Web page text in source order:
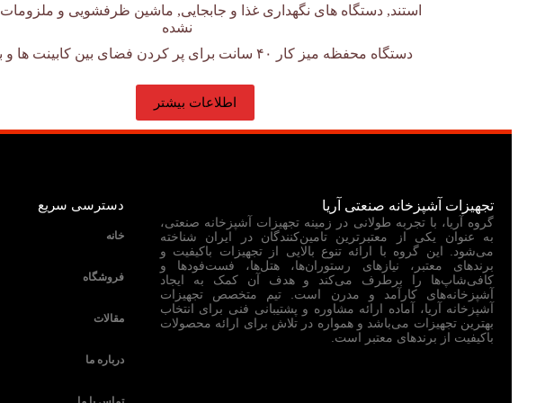
استند, دستگاه های نگهداری غذا و جابجایی, ماشین ظرفشویی و ملزومات
نشده
دستگاه محفظه میز کار ۴۰ سانت برای پر کردن فضای بین کابینت ها و به…
اطلاعات بیشتر
تجهیزات آشپزخانه صنعتی آریا
گروه آریا، با تجربه طولانی در زمینه تجهیزات آشپزخانه صنعتی،
به عنوان یکی از معتبرترین تامین‌کنندگان در ایران شناخته
می‌شود. این گروه با ارائه تنوع بالایی از تجهیزات باکیفیت و
برندهای معتبر، نیازهای رستوران‌ها، هتل‌ها، فست‌فودها و
کافی‌شاپ‌ها را برطرف می‌کند و هدف آن کمک به ایجاد
آشپزخانه‌های کارآمد و مدرن است. تیم متخصص تجهیزات
آشپزخانه آریا، آماده ارائه مشاوره و پشتیبانی فنی برای انتخاب
بهترین تجهیزات می‌باشد و همواره در تلاش برای ارائه محصولات
باکیفیت از برندهای معتبر است.
دسترسی سریع
خانه
فروشگاه
مقالات
درباره ما